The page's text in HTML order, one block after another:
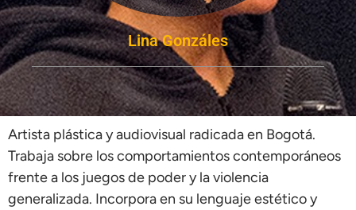
Lina Gonzáles
Artista plástica y audiovisual radicada en Bogotá.
Trabaja sobre los comportamientos contemporáneos
frente a los juegos de poder y la violencia
generalizada. Incorpora en su lenguaje estético y